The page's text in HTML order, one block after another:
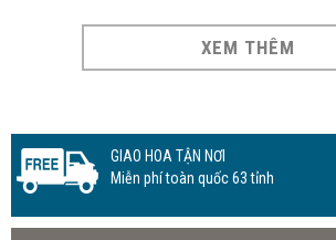
XEM THÊM
GIAO HOA TẬN NƠI
Miễn phí toàn quốc 63 tỉnh